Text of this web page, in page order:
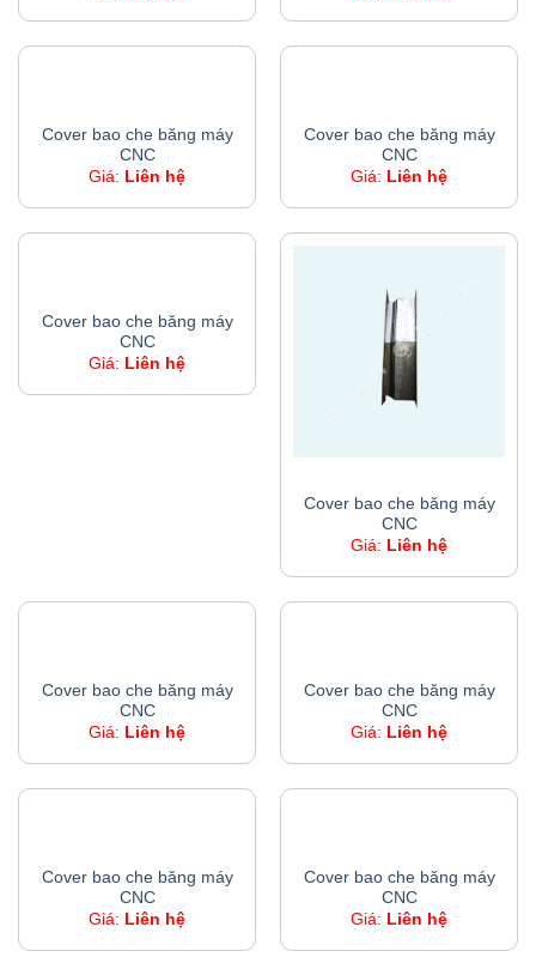
Cover bao che băng máy
CNC
Giá: Liên hệ
Cover bao che băng máy
CNC
Giá: Liên hệ
Cover bao che băng máy
CNC
Giá: Liên hệ
Cover bao che băng máy
CNC
Giá: Liên hệ
Cover bao che băng máy
CNC
Giá: Liên hệ
Cover bao che băng máy
CNC
Giá: Liên hệ
Cover bao che băng máy
CNC
Giá: Liên hệ
Cover bao che băng máy
CNC
Giá: Liên hệ